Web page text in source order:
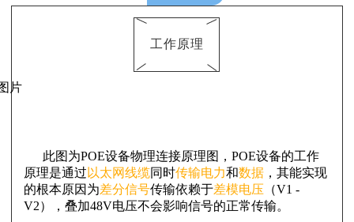
工作原理
此图为POE设备物理连接原理图，POE设备的工作
原理是通过 以太网线缆同时传输电力和数据，其能实现
的根本原因为差分信号传输依赖于差模电压 （V1 -
V2），叠加48V电压不会影响信号的正常传输。